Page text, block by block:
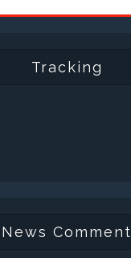
Tracking
News Comment